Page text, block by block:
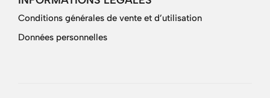
Conditions générales de vente et d’utilisation
Données personnelles